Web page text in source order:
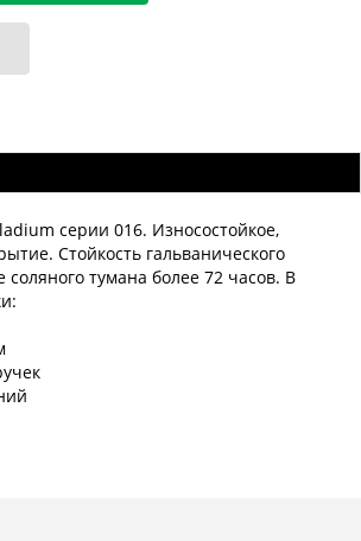
серии 016. Износостойкое,
Стойкость гальванического
тумана более 72 часов. В